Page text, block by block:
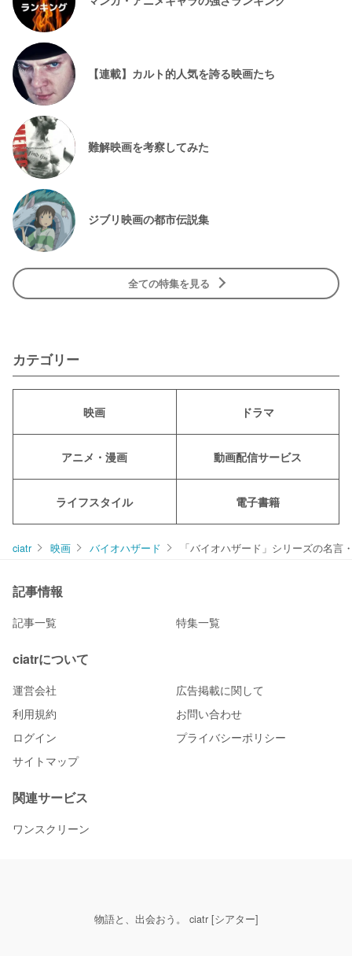
【連載】カルト的人気を誇る映画たち
難解映画を考察してみた
ジブリ映画の都市伝説集
全ての特集を見る
カテゴリー
映画 ドラマ
アニメ・漫画 動画配信サービス
ライフスタイル 電子書籍
ciatr 映画 バイオハザード 「バイオハザード」シリーズの名言
記事情報
記事一覧 特集一覧
ciatrについて
運営会社
広告掲載に関して
利用規約
お問い合わせ
ログイン
プライバシーポリシー
サイトマップ
関連サービス
ワンスクリーン
物語と、出会おう。 ciatr [シアター]